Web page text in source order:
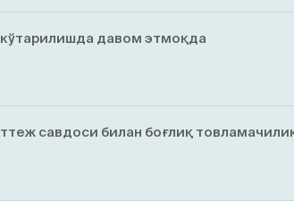
давом этмоқда
савдоси билан боғлиқ